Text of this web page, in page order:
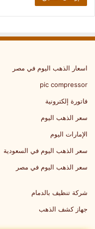
اسعار الذهب اليوم في مصر
pic compressor
فاتورة إلكترونية
سعر الذهب اليوم
الإمارات اليوم
سعر الذهب اليوم في السعودية
سعر الذهب اليوم في مصر
شركة تنظيف بالدمام
جهاز كشف الذهب